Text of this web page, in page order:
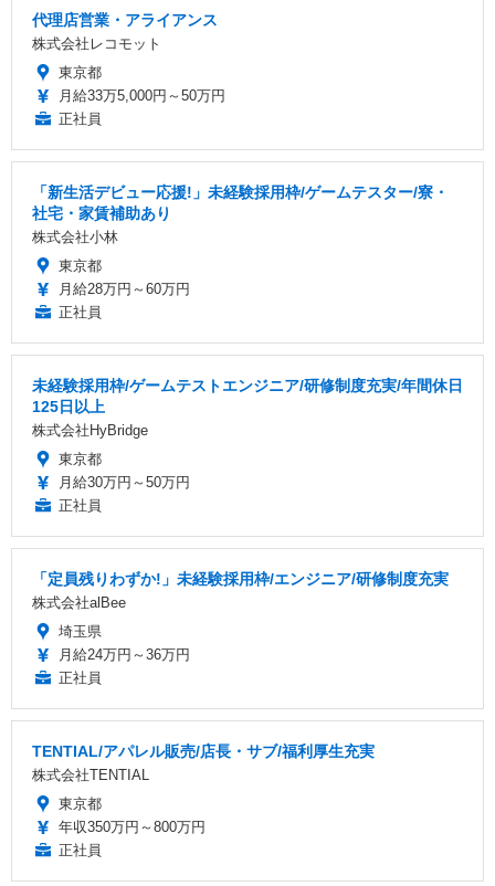
代理店営業・アライアンス
株式会社レコモット
東京都
月給33万5,000円～50万円
正社員
「新生活デビュー応援!」未経験採用枠/ゲームテスター/寮・
社宅・家賃補助あり
株式会社小林
東京都
月給28万円～60万円
正社員
未経験採用枠/ゲームテストエンジニア/研修制度充実/年間休日
125日以上
株式会社HyBridge
東京都
月給30万円～50万円
正社員
「定員残りわずか!」未経験採用枠/エンジニア/研修制度充実
株式会社alBee
埼玉県
月給24万円～36万円
正社員
TENTIAL/アパレル販売/店長・サブ/福利厚生充実
株式会社TENTIAL
東京都
年収350万円～800万円
正社員